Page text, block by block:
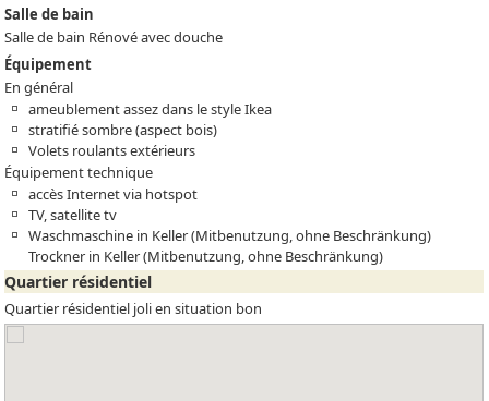
Salle de bain
Salle de bain Rénové avec douche
Équipement
En général
ameublement assez dans le style Ikea
stratifié sombre (aspect bois)
Volets roulants extérieurs
Équipement technique
accès Internet via hotspot
TV, satellite tv
Waschmaschine in Keller (Mitbenutzung, ohne Beschränkung)
Trockner in Keller (Mitbenutzung, ohne Beschränkung)
Quartier résidentiel
Quartier résidentiel joli en situation bon